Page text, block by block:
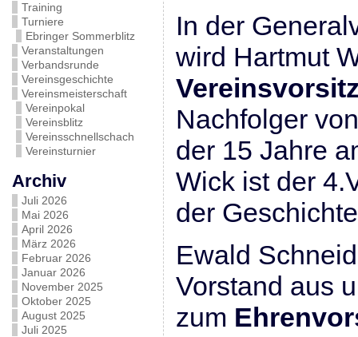
Training
Turniere
Ebringer Sommerblitz
Veranstaltungen
Verbandsrunde
Vereinsgeschichte
Vereinsmeisterschaft
Vereinpokal
Vereinsblitz
Vereinsschnellschach
Vereinsturnier
Archiv
Juli 2026
Mai 2026
April 2026
März 2026
Februar 2026
Januar 2026
November 2025
Oktober 2025
August 2025
Juli 2025
In der
wird Hartmut
Nachfolger
der 15 Jahre
Wick ist der
der
Ewald
Vorstand aus
zum